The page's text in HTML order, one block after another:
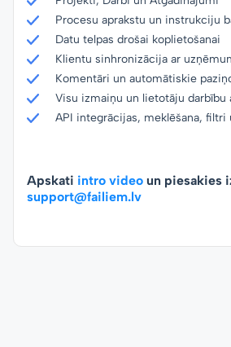
Procesu aprakstu un instrukciju
Datu telpas drošai koplietošanai
Klientu sinhronizācija ar
Komentāri un automātiskie
Visu izmaiņu un lietotāju darbību
API integrācijas, meklēšana, filtri
Apskati intro video un piesakies
support@failiem.lv